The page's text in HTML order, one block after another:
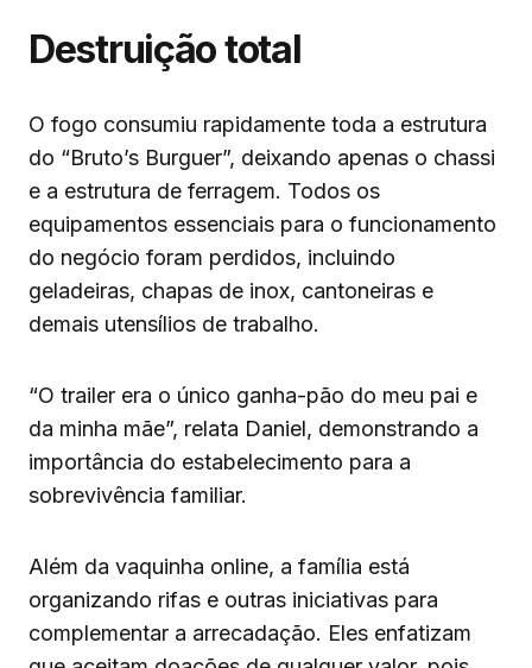
Destruição total
O fogo consumiu rapidamente toda a estrutura
do “Bruto’s Burguer”, deixando apenas o chassi
e a estrutura de ferragem. Todos os
equipamentos essenciais para o funcionamento
do negócio foram perdidos, incluindo
geladeiras, chapas de inox, cantoneiras e
demais utensílios de trabalho.
“O trailer era o único ganha-pão do meu pai e
da minha mãe”, relata Daniel, demonstrando a
importância do estabelecimento para a
sobrevivência familiar.
Além da vaquinha online, a família está
organizando rifas e outras iniciativas para
complementar a arrecadação. Eles enfatizam